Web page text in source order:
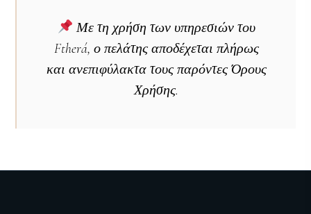
Με τη χρήση των υπηρεσιών του
Ftherá, ο πελάτης αποδέχεται πλήρως
και ανεπιφύλακτα τους παρόντες Όρους
Χρήσης.